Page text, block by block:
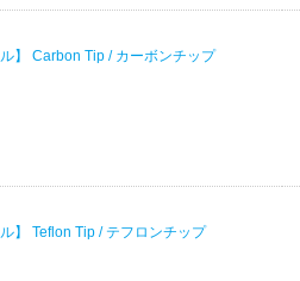
】 Carbon Tip / カーボンチップ
】 Teflon Tip / テフロンチップ